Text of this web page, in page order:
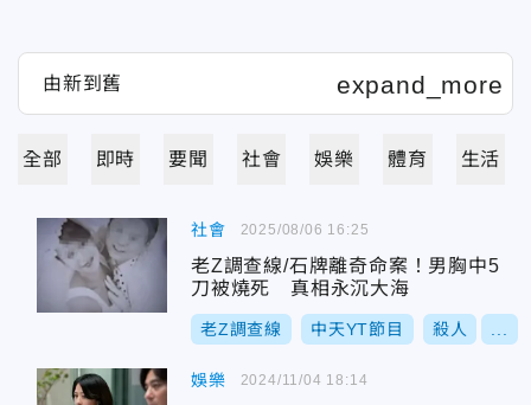
全部 即時 要聞 社會 娛樂 體育 生活
社會
老Z調查線/石牌離奇命案！男胸中5
刀被燒死 真相永沉大海
老Z調查線 中天YT節目 殺人
2025/08/06 16:25
娛樂 2024/11/04 18:14